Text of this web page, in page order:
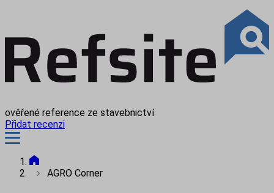
ověřené reference ze stavebnictví
Přidat recenzi
AGRO Corner